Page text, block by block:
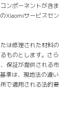
ンポーネントが含ま
Xiaomiサービスセン
は修理された材料の
ものとします。さら
保証が提供される市
準は、現地法の違い
で適用される法的要